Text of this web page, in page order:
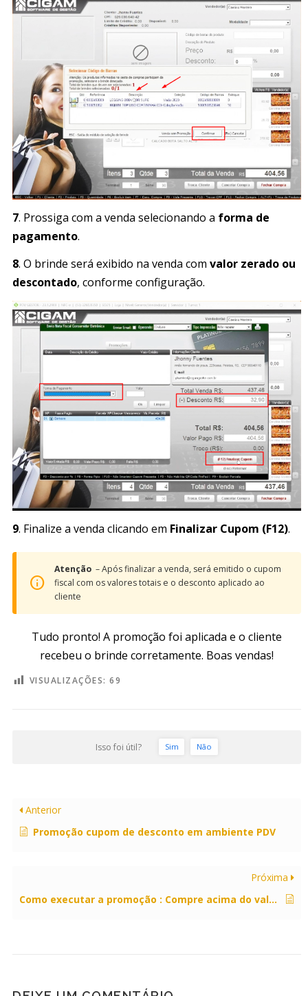
7. Prossiga com a venda selecionando a forma de
pagamento.
8. O brinde será exibido na venda com valor zerado ou
descontado, conforme configuração.
9. Finalize a venda clicando em Finalizar Cupom (F12).
Atenção – Após finalizar a venda, será emitido o cupom
fiscal com os valores totais e o desconto aplicado ao
cliente
Tudo pronto! A promoção foi aplicada e o cliente
recebeu o brinde corretamente. Boas vendas!
VISUALIZAÇÕES: 69
Isso foi útil? Sim Não
Anterior
Promoção cupom de desconto em ambiente PDV
Próxima
Como executar a promoção : Compre acima do valor X e selecione o brinde em PDV